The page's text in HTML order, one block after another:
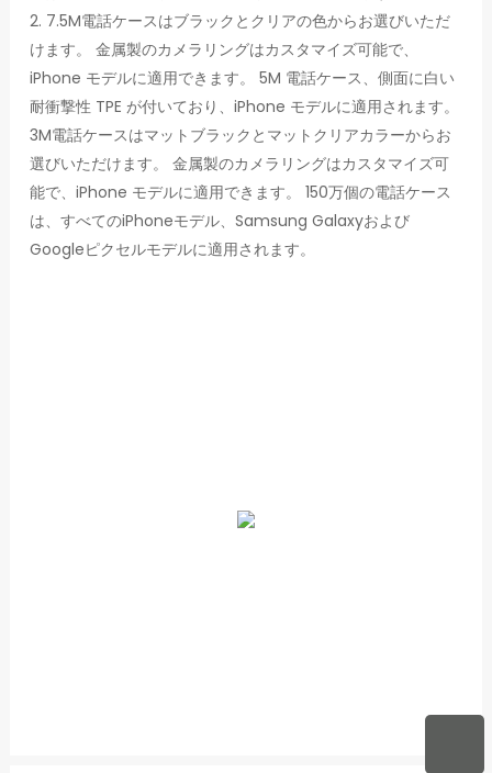
2. 7.5M電話ケースはブラックとクリアの色からお選びいただ
けます。 金属製のカメラリングはカスタマイズ可能で、
iPhone モデルに適用できます。 5M 電話ケース、側面に白い
耐衝撃性 TPE が付いており、iPhone モデルに適用されます。
3M電話ケースはマットブラックとマットクリアカラーからお
選びいただけます。 金属製のカメラリングはカスタマイズ可
能で、iPhone モデルに適用できます。 150万個の電話ケース
は、すべてのiPhoneモデル、Samsung Galaxyおよび
Googleピクセルモデルに適用されます。